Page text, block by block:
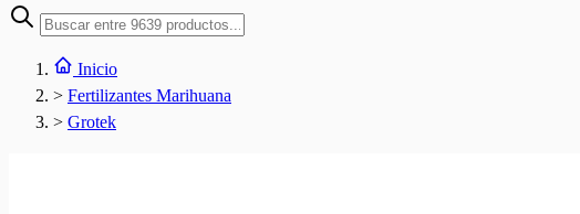
Inicio
> Fertilizantes Marihuana
> Grotek